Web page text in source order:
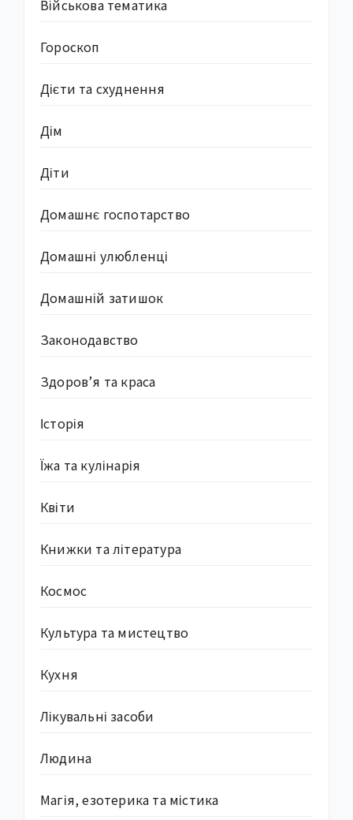
Військова тематика
Гороскоп
Дієти та схуднення
Дім
Діти
Домашнє госпотарство
Домашні улюбленці
Домашній затишок
Законодавство
Здоров’я та краса
Історія
Їжа та кулінарія
Квіти
Книжки та література
Космос
Культура та мистецтво
Кухня
Лікувальні засоби
Людина
Магія, езотерика та містика